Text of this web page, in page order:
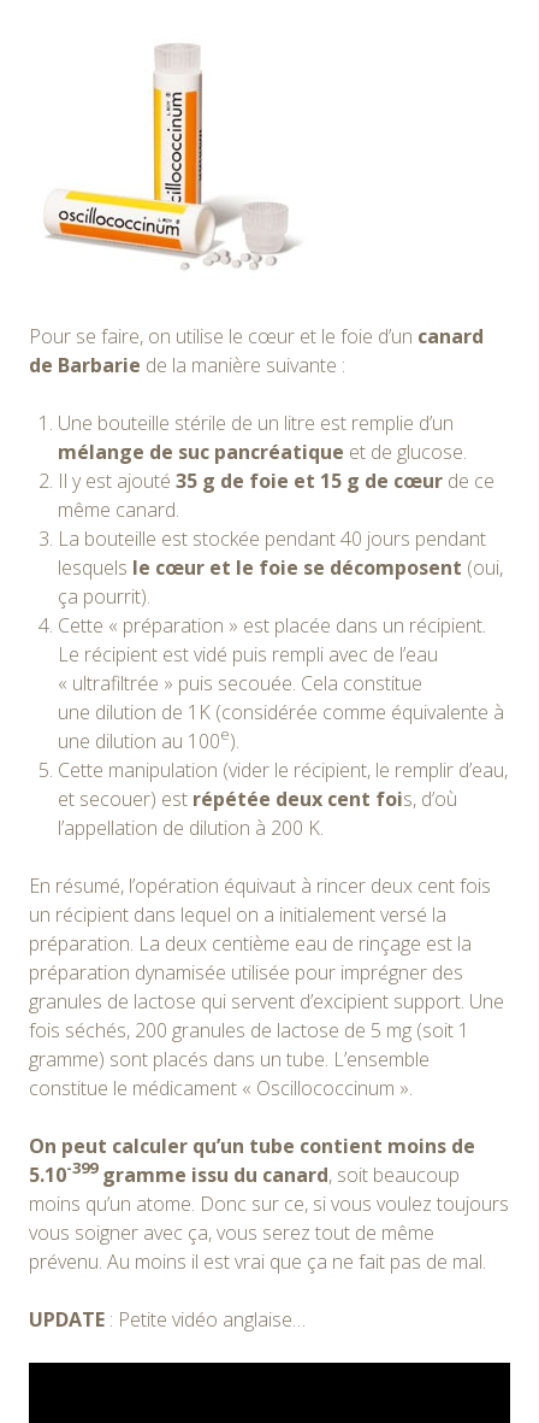
Pour se faire, on utilise le cœur et le foie d’un canard
de Barbarie de la manière suivante :
Une bouteille stérile de un litre est remplie d’un
mélange de suc pancréatique et de glucose.
Il y est ajouté 35 g de foie et 15 g de cœur de ce
même canard.
La bouteille est stockée pendant 40 jours pendant
lesquels le cœur et le foie se décomposent (oui,
ça pourrit).
Cette « préparation » est placée dans un récipient.
Le récipient est vidé puis rempli avec de l’eau
« ultrafiltrée » puis secouée. Cela constitue
une dilution de 1K (considérée comme équivalente à
une dilution au 100e).
Cette manipulation (vider le récipient, le remplir d’eau,
et secouer) est répétée deux cent fois, d’où
l’appellation de dilution à 200 K.
En résumé, l’opération équivaut à rincer deux cent fois
un récipient dans lequel on a initialement versé la
préparation. La deux centième eau de rinçage est la
préparation dynamisée utilisée pour imprégner des
granules de lactose qui servent d’excipient support. Une
fois séchés, 200 granules de lactose de 5 mg (soit 1
gramme) sont placés dans un tube. L’ensemble
constitue le médicament « Oscillococcinum ».
On peut calculer qu’un tube contient moins de
5.10-399gramme issu du canard, soit beaucoup
moins qu’un atome. Donc sur ce, si vous voulez toujours
vous soigner avec ça, vous serez tout de même
prévenu. Au moins il est vrai que ça ne fait pas de mal.
UPDATE : Petite vidéo anglaise…